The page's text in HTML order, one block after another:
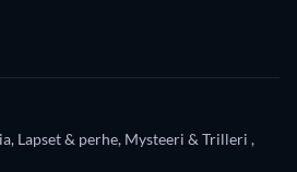
Lapset & perhe, Mysteeri & Trilleri ,